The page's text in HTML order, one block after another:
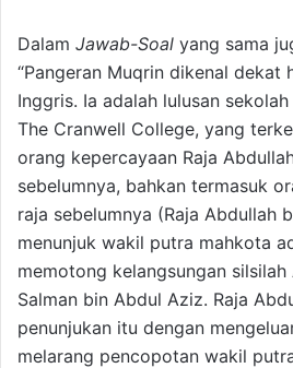
Dalam Jawab-Soal yang sama
“Pangeran Muqrin dikenal dekat
Inggris. Ia adalah lulusan
The Cranwell College, yang
orang kepercayaan Raja
sebelumnya, bahkan termasuk
raja sebelumnya (Raja Abdullah
menunjuk wakil putra mahkota
memotong kelangsungan
Salman bin Abdul Aziz. Raja
penunjukan itu dengan
melarang pencopotan wakil